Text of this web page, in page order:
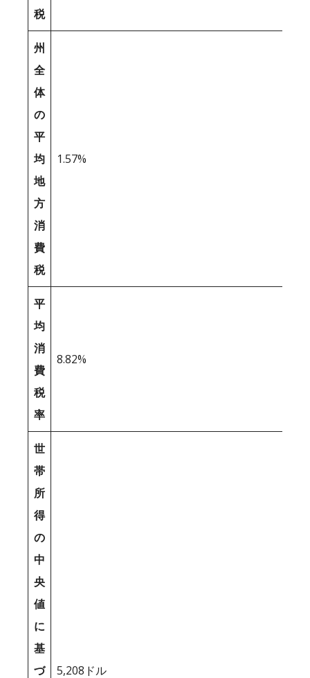
税
州
全
体
の
平
均
地
方
消
費
税
1.57%
平
均
消
費
税
率
8.82%
世
帯
所
得
の
中
央
値
に
基
づ
5,208ドル